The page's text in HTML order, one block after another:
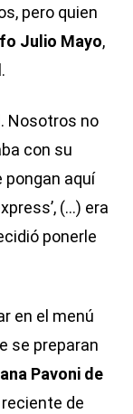
pero quien
Julio Mayo,
Nosotros no
con su
pongan aquí
(...) era
ponerle
en el menú
se preparan
Pavoni de
de